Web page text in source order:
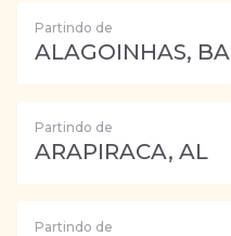
Partindo de
ALAGOINHAS, BA
Partindo de
ARAPIRACA, AL
Partindo de